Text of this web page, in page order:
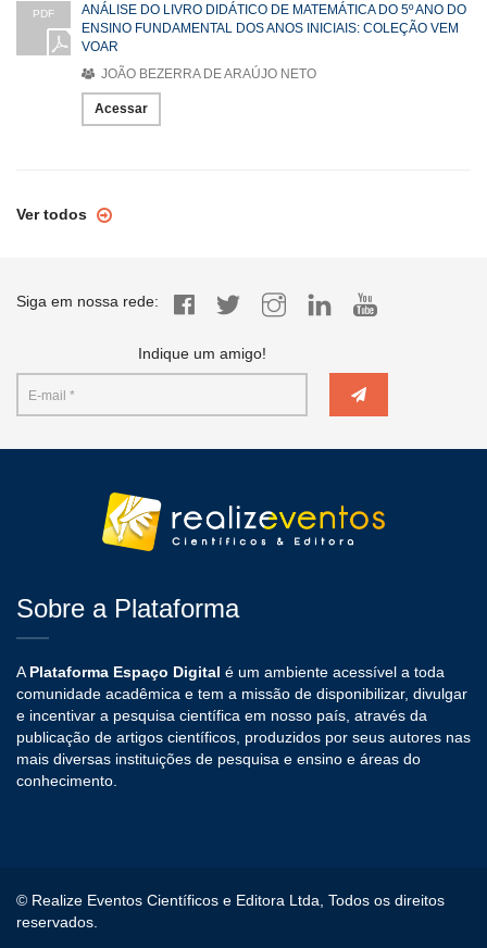
PDF
ANÁLISE DO LIVRO DIDÁTICO DE MATEMÁTICA DO 5º ANO DO
ENSINO FUNDAMENTAL DOS ANOS INICIAIS: COLEÇÃO VEM
VOAR
JOÃO BEZERRA DE ARAÚJO NETO
Acessar
Ver todos
Siga em nossa rede:
Indique um amigo!
Sobre a Plataforma
APlataforma Espaço Digital é um ambiente acessível a toda
comunidade acadêmica e tem a missão de disponibilizar, divulgar
e incentivar a pesquisa científica em nosso país, através da
publicação de artigos científicos, produzidos por seus autores nas
mais diversas instituições de pesquisa e ensino e áreas do
conhecimento.
© Realize Eventos Científicos e Editora Ltda, Todos os direitos
reservados.